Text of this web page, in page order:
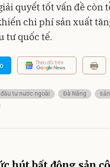
quyết tốt vấn đề còn
chi phí sản xuất
tư quốc tế.
Theo dõi trên
tư nước ngoài Đà Nẵng